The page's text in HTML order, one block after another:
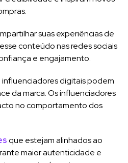
suas experiências de
conteúdo nas redes sociais
e engajamento.
influenciadores digitais podem
da marca. Os influenciadores
no comportamento dos
que estejam alinhados ao
maior autenticidade e